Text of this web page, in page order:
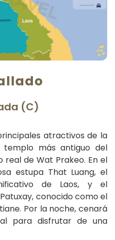
(C)
atractivos de la
templo más antiguo del
de Wat Prakeo. En el
estupa That Luang, el
de Laos, y el
conocido como el
Por la noche, cenará
para disfrutar de una